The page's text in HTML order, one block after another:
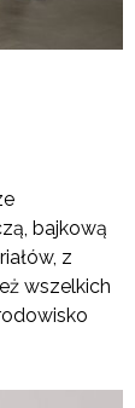
bajkową
z
wszelkich